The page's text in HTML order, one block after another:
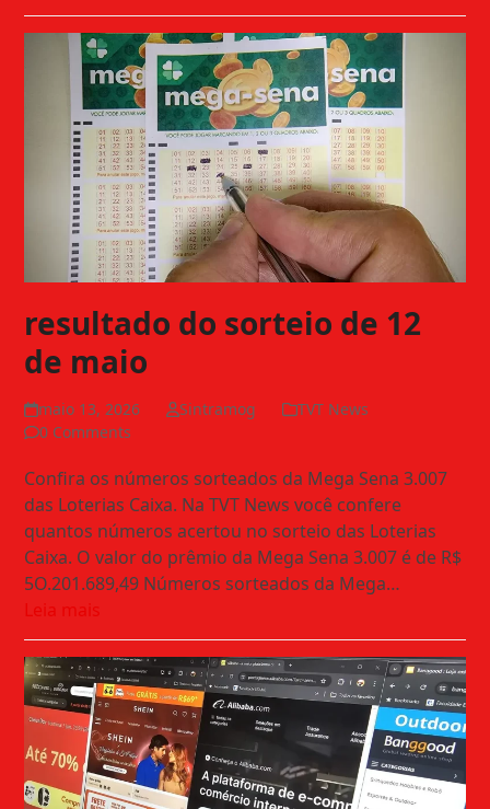
resultado do sorteio de 12
de maio
maio 13, 2026 Sintramog
TVT News
0 Comments
Confira os números sorteados da Mega Sena 3.007
das Loterias Caixa. Na TVT News você confere
quantos números acertou no sorteio das Loterias
Caixa. O valor do prêmio da Mega Sena 3.007 é de R$
5O.201.689,49 Números sorteados da Mega…
Leia mais